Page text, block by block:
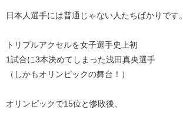
日本人選手には普通じゃない人たちばかりです。
トリプルアクセルを女子選手史上初
1試合に3本決めてしまった浅田真央選手
（しかもオリンピックの舞台！）
オリンピックで15位と惨敗後、